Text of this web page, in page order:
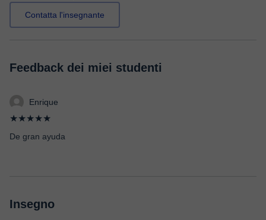
Contatta l'insegnante
Feedback dei miei studenti
Enrique
★★★★★
De gran ayuda
Insegno